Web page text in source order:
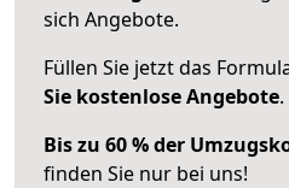
sich Angebote.
Füllen Sie jetzt das
Sie kostenlose Angebote.
Bis zu 60 % der
finden Sie nur bei uns!